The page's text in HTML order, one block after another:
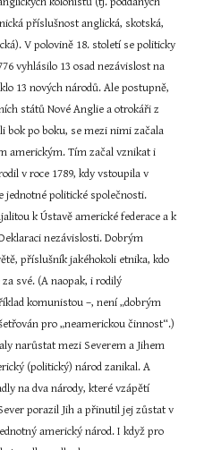
příslušnost anglická, skotská,
V polovině 18. století se politicky
vyhlásilo 13 osad nezávislost na
13 nových národů. Ale postupně,
států Nové Anglie a otrokáři z
bok po boku, se mezi nimi začala
americkým. Tím začal vznikat i
v roce 1789, kdy vstoupila v
jednotné politické společnosti.
k Ústavě americké federace a k
nezávislosti. Dobrým
příslušník jakéhokoli etnika, kdo
své. (A naopak, i rodilý
komunistou –, není „dobrým
pro „neamerickou činnost“.)
narůstat mezi Severem a Jihem
(politický) národ zanikal. A
na dva národy, které vzápětí
porazil Jih a přinutil jej zůstat v
americký národ. I když pro